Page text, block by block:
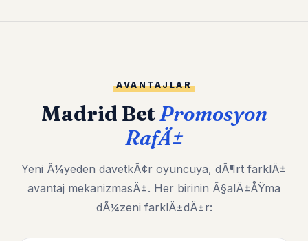
AVANTAJLAR
Madrid BetPromosyon
RafÄ±
Yeni Ã¼yeden davetkÃ¢r oyuncuya, dÃ¶rt farklÄ±
avantaj mekanizmasÄ±. Her birinin Ã§alÄ±ÅŸma
dÃ¼zeni farklÄ±dÄ±r: